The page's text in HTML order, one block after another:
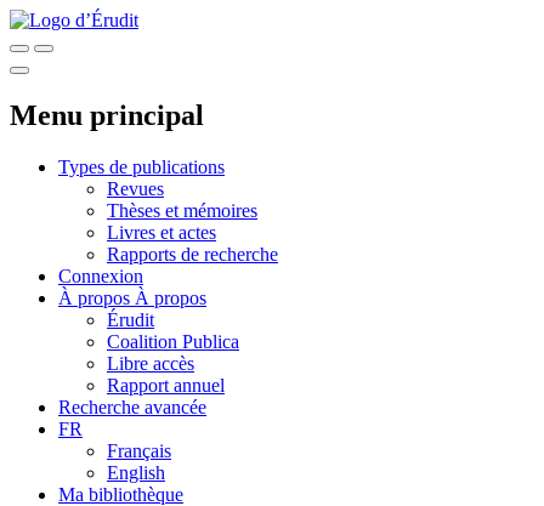
Menu principal
Types de publications
Revues
Thèses et mémoires
Livres et actes
Rapports de recherche
Connexion
À propos À propos
Érudit
Coalition Publica
Libre accès
Rapport annuel
Recherche avancée
FR
Français
English
Ma bibliothèque